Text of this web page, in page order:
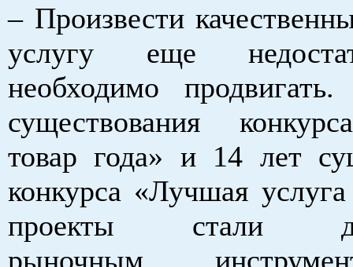
– Произвести
услугу еще
необходимо
существования
товар года» и 14 лет
конкурса «Лучшая
проекты стали
рыночным